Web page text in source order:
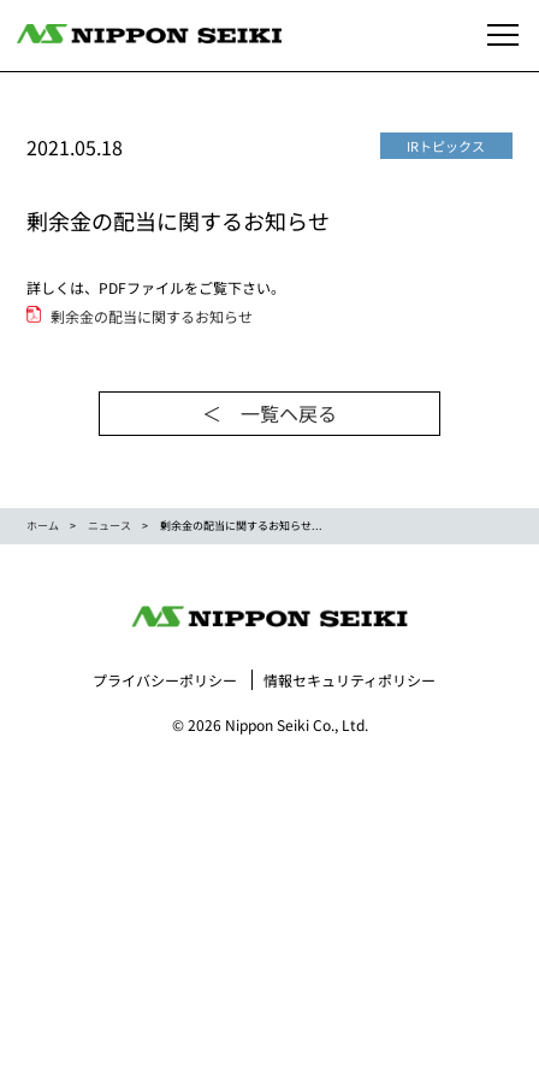
IRトピックス
2021.05.18
剰余金の配当に関するお知らせ
詳しくは、PDFファイルをご覧下さい。
剰余金の配当に関するお知らせ
＜ 一覧ヘ戻る
ホーム ニュース 剰余金の配当に関するお知らせ...
プライバシーポリシー 情報セキュリティポリシー
© 2026 Nippon Seiki Co., Ltd.